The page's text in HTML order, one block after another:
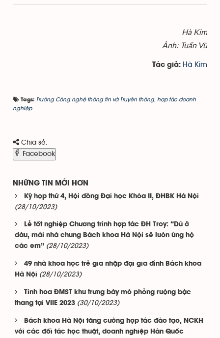
Hà Kim
Ảnh: Tuấn Vũ
Tác giả: Hà Kim
Tags: Trường Công nghệ thông tin và Truyền thông, hợp tác doanh
nghiệp
Chia sẻ:
Facebook
NHỮNG TIN MỚI HƠN
Kỳ họp thứ 4, Hội đồng Đại học Khóa II, ĐHBK Hà Nội
(28/10/2023)
Lễ tốt nghiệp Chương trình hợp tác ĐH Troy: “Dù ở
đâu, mái nhà chung Bách khoa Hà Nội sẽ luôn ủng hộ
các em” (28/10/2023)
49 nhà khoa học trẻ gia nhập đại gia đình Bách khoa
Hà Nội (28/10/2023)
Tinh hoa ĐMST khu trưng bày mô phỏng ruộng bậc
thang tại VIIE 2023 (30/10/2023)
Bách khoa Hà Nội tăng cường hợp tác đào tạo, NCKH
với các đối tác học thuật, doanh nghiệp Hàn Quốc